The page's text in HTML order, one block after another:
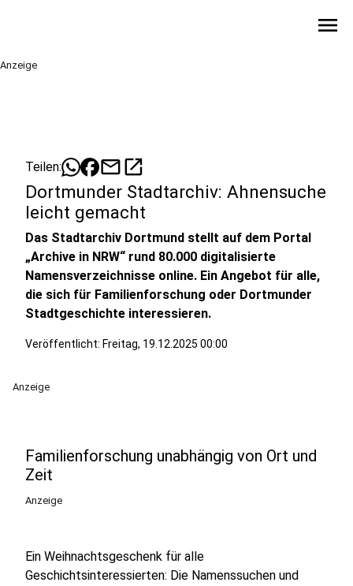
menu
Anzeige
Teilen: mailopen_in_new
Dortmunder Stadtarchiv: Ahnensuche
leicht gemacht
Das Stadtarchiv Dortmund stellt auf dem Portal
„Archive in NRW“ rund 80.000 digitalisierte
Namensverzeichnisse online. Ein Angebot für alle,
die sich für Familienforschung oder Dortmunder
Stadtgeschichte interessieren.
Veröffentlicht: Freitag, 19.12.2025 00:00
Anzeige
Familienforschung unabhängig von Ort und
Zeit
Anzeige
Ein Weihnachtsgeschenk für alle
Geschichtsinteressierten: Die Namenssuchen und